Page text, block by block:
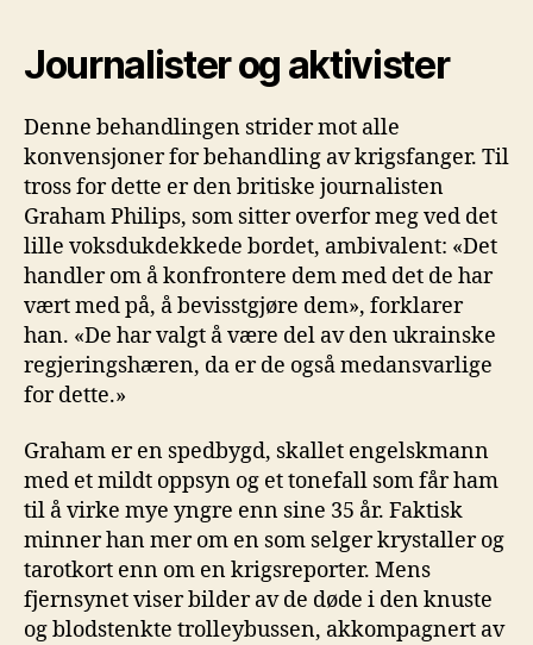
Journalister og aktivister
Denne behandlingen strider mot alle
konvensjoner for behandling av krigsfanger. Til
tross for dette er den britiske journalisten
Graham Philips, som sitter overfor meg ved det
lille voksdukdekkede bordet, ambivalent: «Det
handler om å konfrontere dem med det de har
vært med på, å bevisstgjøre dem», forklarer
han. «De har valgt å være del av den ukrainske
regjeringshæren, da er de også medansvarlige
for dette.»
Graham er en spedbygd, skallet engelskmann
med et mildt oppsyn og et tonefall som får ham
til å virke mye yngre enn sine 35 år. Faktisk
minner han mer om en som selger krystaller og
tarotkort enn om en krigsreporter. Mens
fjernsynet viser bilder av de døde i den knuste
og blodstenkte trolleybussen, akkompagnert av